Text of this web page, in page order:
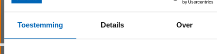
Toestemming Details Over